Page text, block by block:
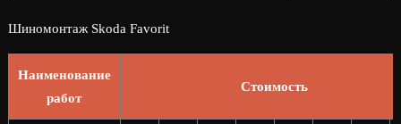
Шиномонтаж Skoda Favorit
Наименование
работ
Стоимость